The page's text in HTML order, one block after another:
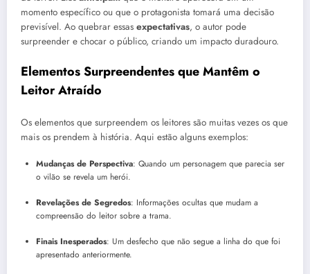
momento específico ou que o protagonista tomará uma decisão
previsível. Ao quebrar essas expectativas, o autor pode
surpreender e chocar o público, criando um impacto duradouro.
Elementos Surpreendentes que Mantêm o
Leitor Atraído
Os elementos que surpreendem os leitores são muitas vezes os que
mais os prendem à história. Aqui estão alguns exemplos:
Mudanças de Perspectiva: Quando um personagem que parecia ser
o vilão se revela um herói.
Revelações de Segredos: Informações ocultas que mudam a
compreensão do leitor sobre a trama.
Finais Inesperados: Um desfecho que não segue a linha do que foi
apresentado anteriormente.